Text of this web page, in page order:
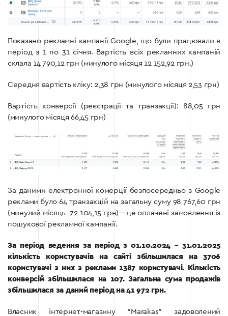
Показано рекламні кампанії Google, що були працювали в
період з 1 по 31 січня. Вартість всіх рекламних кампаній
склала 14 790,12 грн (минулого місяця 12 152,92 грн.)
Середня вартість кліку: 2,38 грн (минулого місяця 2,53 грн)
Вартість конверсії (реєстрації та транзакції): 88,05 грн
(минулого місяця 66,45 грн)
За даними електронної комерції безпосередньо з Google
реклами було 64 транзакцій на загальну суму 98 767,60 грн
(минулий місяць 72 104,15 грн) – це оплачені замовлення із
пошукової рекламної кампанії.
За період ведення за період з 01.10.2024 – 31.01.2025
кількість користувачів на сайті збільшилася на 3706
користувачі з них з реклами 1387 користувачі. Кількість
конверсій збільшилася на 107. Загальна сума продажів
збільшилася за даний період на 41 972 грн.
Власник інтернет-магазину “Marakas” задоволений